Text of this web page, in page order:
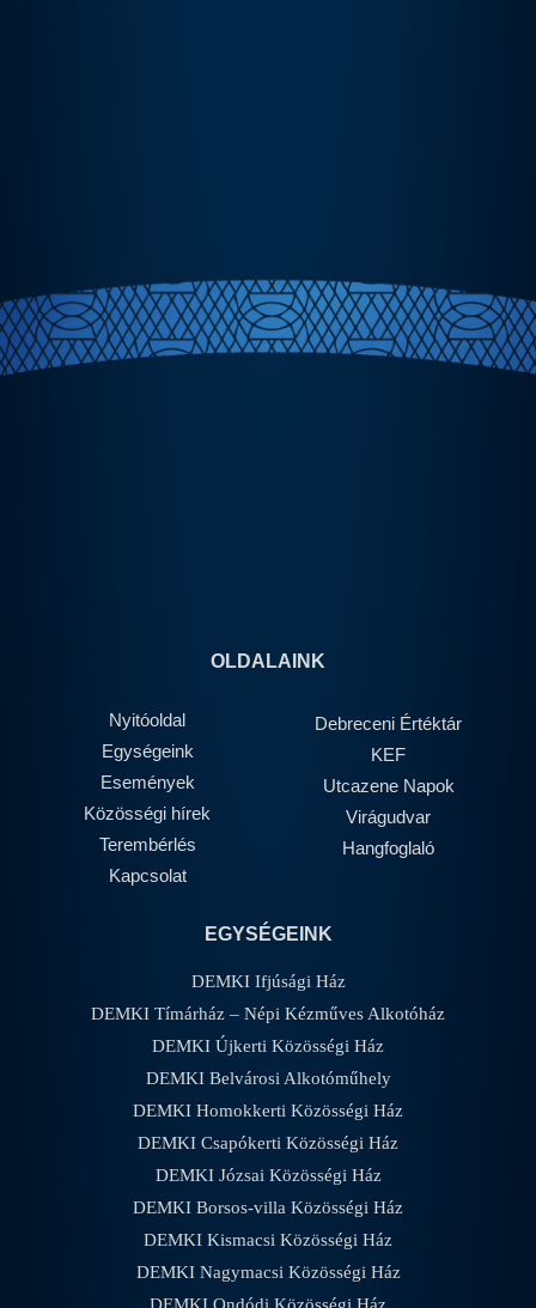
OLDALAINK
Nyitóoldal
Egységeink
Események
Közösségi hírek
Terembérlés
Kapcsolat
Debreceni Értéktár
KEF
Utcazene Napok
Virágudvar
Hangfoglaló
EGYSÉGEINK
DEMKI Ifjúsági Ház
DEMKI Tímárház – Népi Kézműves Alkotóház
DEMKI Újkerti Közösségi Ház
DEMKI Belvárosi Alkotóműhely
DEMKI Homokkerti Közösségi Ház
DEMKI Csapókerti Közösségi Ház
DEMKI Józsai Közösségi Ház
DEMKI Borsos-villa Közösségi Ház
DEMKI Kismacsi Közösségi Ház
DEMKI Nagymacsi Közösségi Ház
DEMKI Ondódi Közösségi Ház